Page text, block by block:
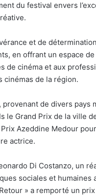
du festival envers
et de
en offrant un espace
de cinéma et aux
de la région.
de divers pays
Grand Prix de la ville
Azeddine Medour
actrice.
Di Costanzo, un
sociales et humaines
» a remporté un prix